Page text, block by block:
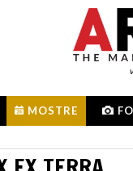
MOSTRE